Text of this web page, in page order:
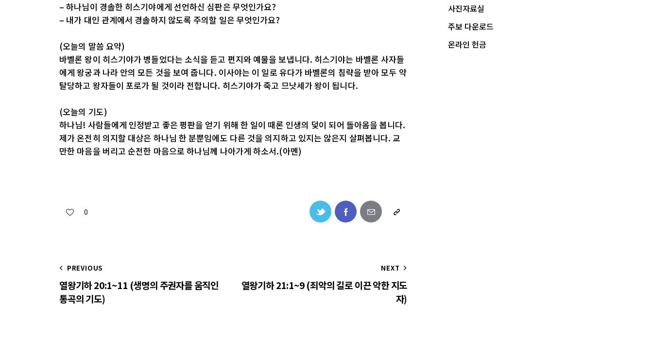
– 하나님이 경솔한 히스기야에게 선언하신 심판은 무엇인가요?
– 내가 대인 관계에서 경솔하지 않도록 주의할 일은 무엇인가요?
(오늘의 말씀 요약)
바벨론 왕이 히스기야가 병들었다는 소식을 듣고 편지와 예물을 보냅니다. 히스기야는 바벨론 사자들
에게 왕궁과 나라 안의 모든 것을 보여 줍니다. 이사야는 이 일로 유다가 바벨론의 침략을 받아 모두 약
탈당하고 왕자들이 포로가 될 것이라 전합니다. 히스기야가 죽고 므낫세가 왕이 됩니다.
(오늘의 기도)
하나님! 사람들에게 인정받고 좋은 평판을 얻기 위해 한 일이 때론 인생의 덫이 되어 돌아옴을 봅니다.
제가 온전히 의지할 대상은 하나님 한 분뿐임에도 다른 것을 의지하고 있지는 않은지 살펴봅니다. 교
만한 마음을 버리고 순전한 마음으로 하나님께 나아가게 하소서.(아멘)
0
PREVIOUS
열왕기하 20:1~11 (생명의 주권자를 움직인
통곡의 기도)
NEXT
열왕기하 21:1~9 (죄악의 길로 이끈 악한 지도
자)
사진자료실
주보 다운로드
온라인 헌금